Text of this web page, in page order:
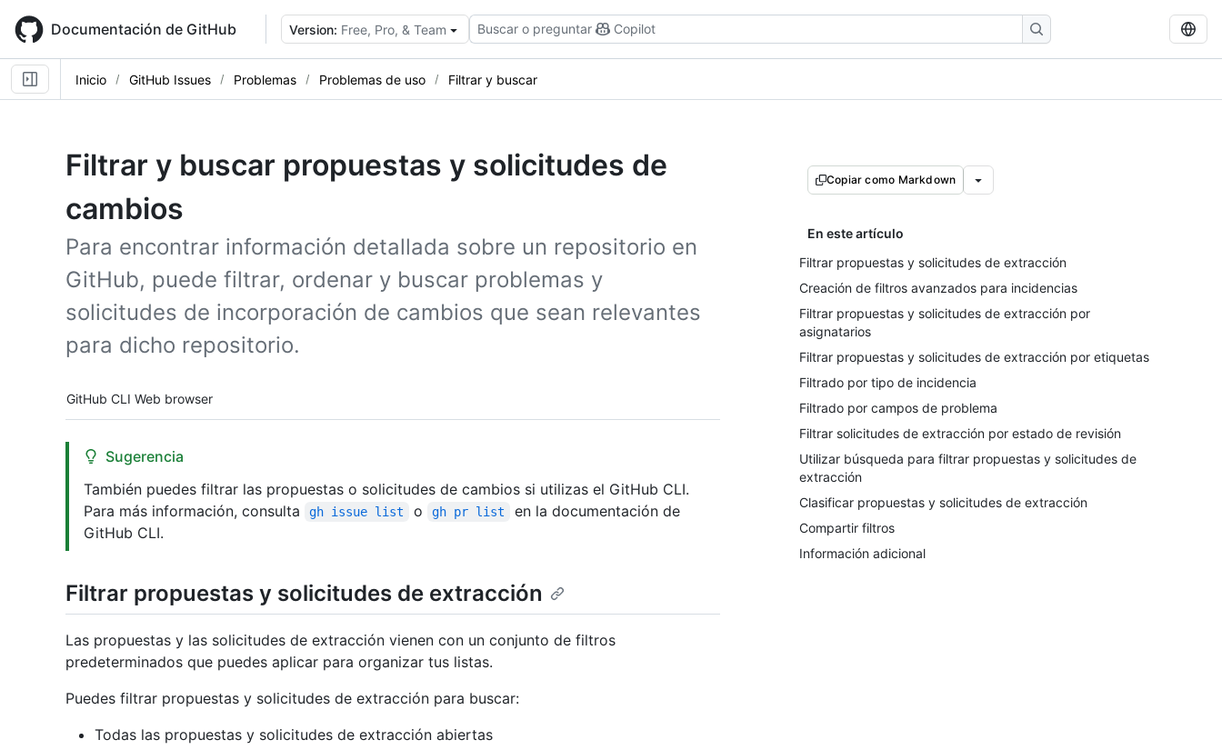
main
content
Documentación de GitHub Version: Free, Pro, & Team Buscar o preguntar Copilot
Inicio GitHub Issues Problemas Problemas de uso Filtrar y buscar
Filtrar y buscar propuestas y solicitudes de
cambios
Para encontrar información detallada sobre un repositorio en
GitHub, puede filtrar, ordenar y buscar problemas y
solicitudes de incorporación de cambios que sean relevantes
para dicho repositorio.
Tool navigation
GitHub CLI Web browser
Copiar como Markdown
En este artículo
Filtrar propuestas y solicitudes de extracción
Creación de filtros avanzados para incidencias
Filtrar propuestas y solicitudes de extracción por
asignatarios
Filtrar propuestas y solicitudes de extracción por etiquetas
Filtrado por tipo de incidencia
Filtrado por campos de problema
Filtrar solicitudes de extracción por estado de revisión
Utilizar búsqueda para filtrar propuestas y solicitudes de
extracción
Clasificar propuestas y solicitudes de extracción
Compartir filtros
Información adicional
Sugerencia
También puedes filtrar las propuestas o solicitudes de cambios si utilizas el GitHub CLI.
Para más información, consulta
gh issue list o gh pr list
en la documentación de
GitHub CLI.
Filtrar propuestas y solicitudes de extracción
Las propuestas y las solicitudes de extracción vienen con un conjunto de filtros
predeterminados que puedes aplicar para organizar tus listas.
Puedes filtrar propuestas y solicitudes de extracción para buscar:
Todas las propuestas y solicitudes de extracción abiertas